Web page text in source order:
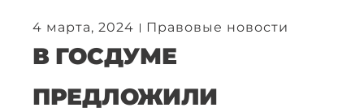
4 марта, 2024 Правовые новости
В ГОСДУМЕ
ПРЕДЛОЖИЛИ